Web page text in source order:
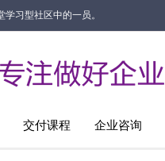
习型社区中的一员。
交付课程 企业咨询